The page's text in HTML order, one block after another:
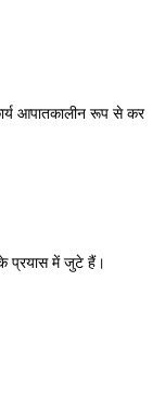
आपातकालीन रूप से कर
प्रयास में जुटे हैं।